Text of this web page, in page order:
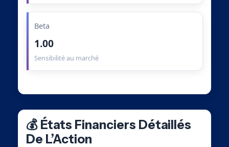
Beta
1.00
Sensibilité au marché
💰 États Financiers Détaillés
De L’Action